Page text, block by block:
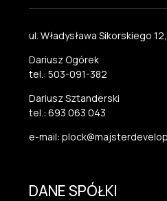
ul. Władysława Sikorskiego
Dariusz Ogórek
tel.: 503-091-382
Dariusz Sztanderski
tel.: 693 063 043
e-mail:
DANE SPÓŁKI